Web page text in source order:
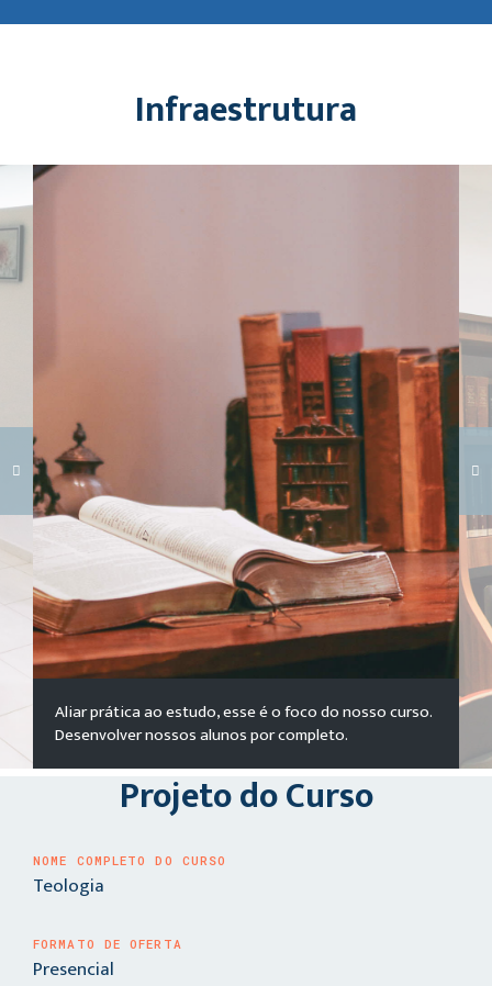
Infraestrutura
Carregando galeria...
Aliar prática ao estudo, esse é o foco do nosso curso.
Desenvolver nossos alunos por completo.
Projeto do Curso
NOME COMPLETO DO CURSO
Teologia
FORMATO DE OFERTA
Presencial